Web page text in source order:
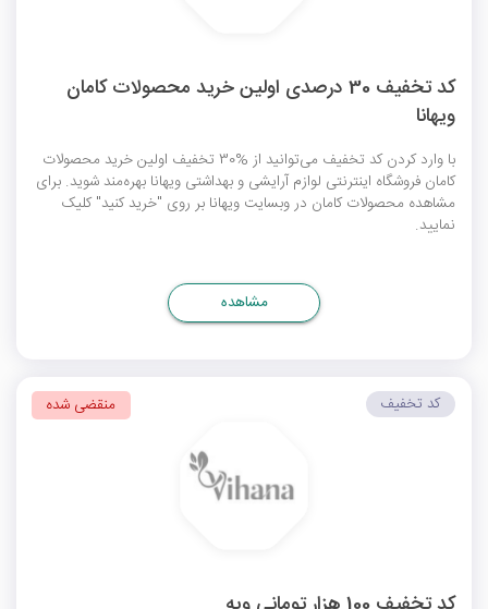
کد تخفیف 30 درصدی اولین خرید محصولات کامان
ویهانا
با وارد کردن کد تخفیف می‌توانید از %30 تخفیف اولین خرید محصولات
کامان فروشگاه اینترنتی لوازم آرایشی و بهداشتی ویهانا بهره‌مند شوید. برای
مشاهده محصولات کامان در وبسایت ویهانا بر روی "خرید کنید" کلیک
نمایید.
مشاهده
کد تخفیف منقضی شده